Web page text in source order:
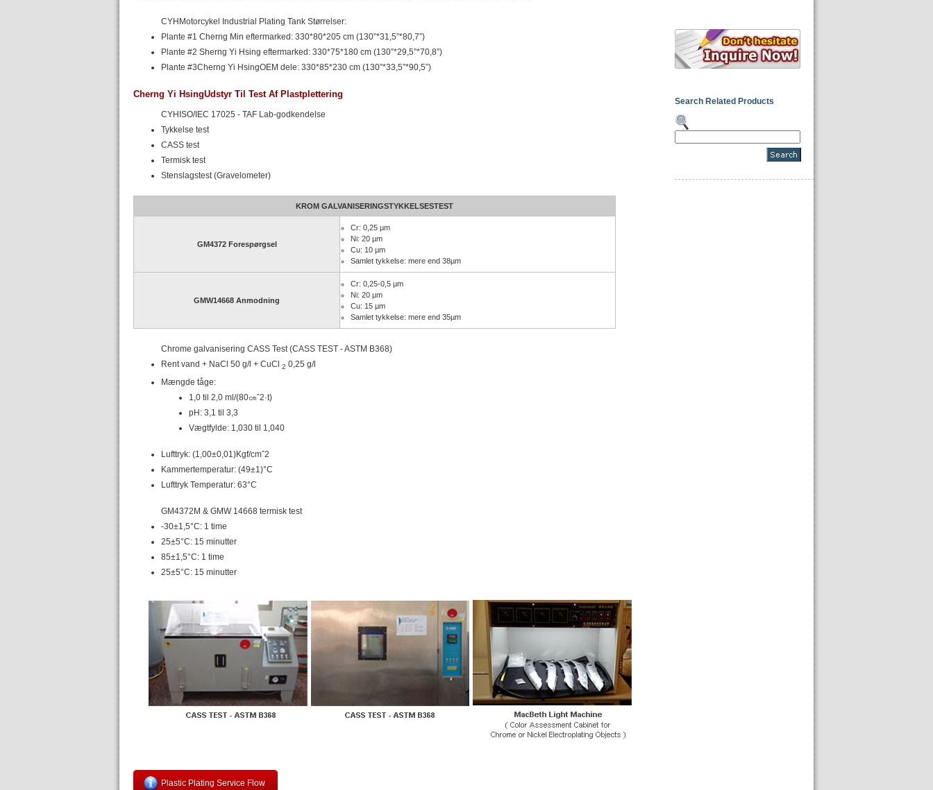
CYHMotorcykel Industrial Plating Tank Størrelser:
Plante #1 Cherng Min eftermarked: 330*80*205 cm (130”*31,5”*80,7”)
Plante #2 Sherng Yi Hsing eftermarked: 330*75*180 cm (130”*29,5”*70,8”)
Plante #3Cherng Yi HsingOEM dele: 330*85*230 cm (130”*33,5”*90,5”)
Cherng Yi HsingUdstyr Til Test Af Plastplettering
CYHISO/IEC 17025 - TAF Lab-godkendelse
Tykkelse test
CASS test
Termisk test
Stenslagstest (Gravelometer)
KROM GALVANISERINGSTYKKELSESTEST
GM4372 Forespørgsel
Cr: 0,25 µm
Ni: 20 µm
Cu: 10 µm
Samlet tykkelse: mere end 38µm
GMW14668 Anmodning
Cr: 0,25-0,5 µm
Ni: 20 µm
Cu: 15 µm
Samlet tykkelse: mere end 35µm
Chrome galvanisering CASS Test (CASS TEST - ASTM B368)
Rent vand + NaCl 50 g/l + CuCl
2 0,25 g/l
Mængde tåge:
1,0 til 2,0 ml/(80㎝ˆ2·t)
pH: 3,1 til 3,3
Vægtfylde: 1,030 til 1,040
Lufttryk: (1,00±0,01)Kgf/cmˆ2
Kammertemperatur: (49±1)°C
Lufttryk Temperatur: 63°C
GM4372M & GMW 14668 termisk test
-30±1,5°C: 1 time
25±5°C: 15 minutter
85±1,5°C: 1 time
25±5°C: 15 minutter
Plastic Plating Service Flow
Search Related Products